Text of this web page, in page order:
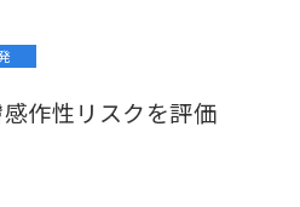
作性リスクを評価